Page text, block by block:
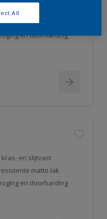
kras- en slijtvast
zijdeglanslak
en doorharding
kras- en slijtvast
matte lak
en doorharding
All